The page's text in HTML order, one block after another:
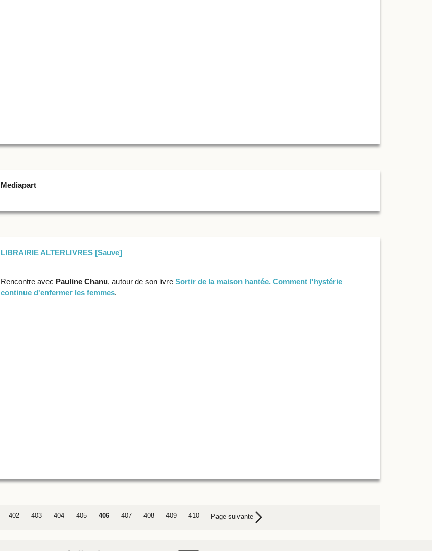
Mediapart
LIBRAIRIE ALTERLIVRES [Sauve]
Rencontre avec Pauline Chanu, autour de son livre Sortir de la maison hantée. Comment l'hystérie
continue d'enfermer les femmes.
402 403 404 405 406 407 408 409 410 Page suivante